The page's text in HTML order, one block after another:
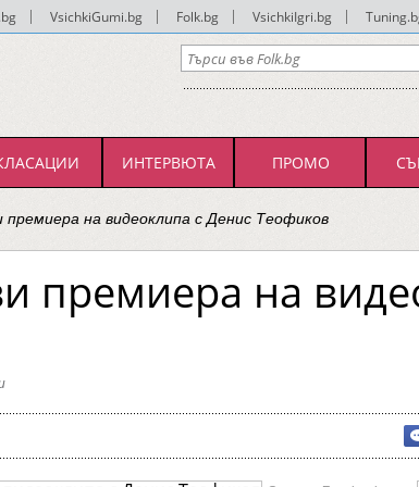
VsichkiGumi.bg Folk.bg VsichkiIgri.bg
ИНТЕРВЮТА ПРОМО
премиера на видеоклипа с Денис Теофиков
премиера на